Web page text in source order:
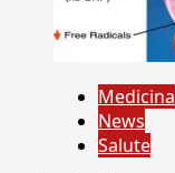
Medicina
News
Salute